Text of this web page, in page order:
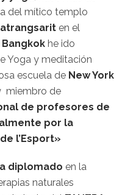
del mítico templo
en el
he ido
Yoga y meditación
escuela de New York
miembro de
de profesores de
por la
l’Esport»
diplomado en la
naturales